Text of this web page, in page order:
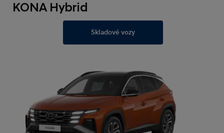
KONA Hybrid
Skladové vozy